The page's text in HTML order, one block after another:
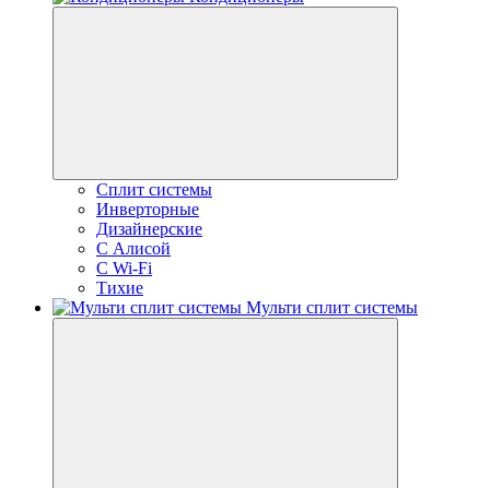
Сплит системы
Инверторные
Дизайнерские
С Алисой
C Wi-Fi
Тихие
Мульти сплит системы